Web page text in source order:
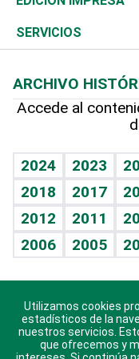
Resto del mundo
Economía personal
Podcast Arte Libre
Hablando con el
Vida y familia
Eñe
Celebrando la vida
Sin complejos
En pocas palabras
Escuchando al
Economía Personal
Más deportes
Línea de hit
TBT Deportivo
Columnistas
Cambio climático
Opinión
Hecho en casa
Guía del dinero
SERVICIOS
Cumpleaños
Horóscopos
Crucigramas
ARCHIVO
Accede al
2024 2023
2018
2017
2012
2011
2006
2005
Descarga
Utilizamos cookies
estadísticos de la
nuestros servicios.
que ofrecemos y